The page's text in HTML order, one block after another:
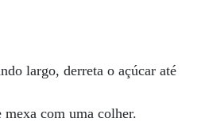
largo, derreta o açúcar até
mexa com uma colher.